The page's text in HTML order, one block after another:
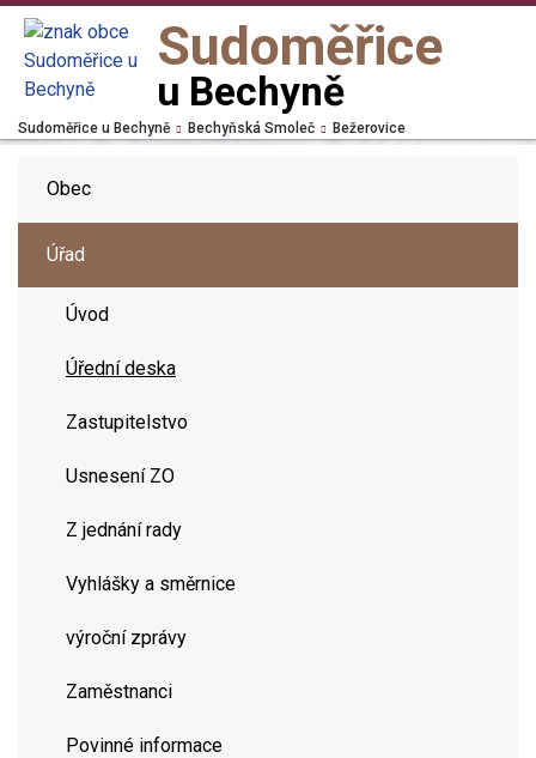
Sudoměřice
u Bechyně
Sudoměřice u Bechyně Bechyňská Smoleč Bežerovice
Obec
Úřad
Úvod
Úřední deska
Zastupitelstvo
Usnesení ZO
Z jednání rady
Vyhlášky a směrnice
výroční zprávy
Zaměstnanci
Povinné informace